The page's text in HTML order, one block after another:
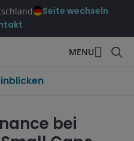
Seite wechseln
MENU
bei